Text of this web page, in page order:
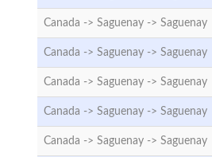
Canada -> Saguenay -> Saguenay
Canada -> Saguenay -> Saguenay
Canada -> Saguenay -> Saguenay
Canada -> Saguenay -> Saguenay
Canada -> Saguenay -> Saguenay